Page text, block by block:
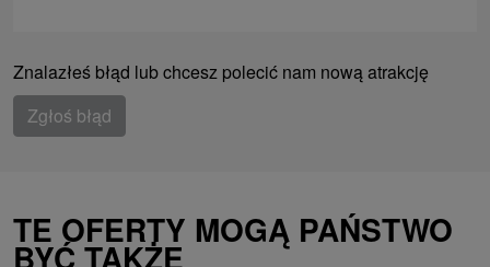
Znalazłeś błąd lub chcesz polecić nam nową atrakcję
Zgłoś błąd
TE OFERTY MOGĄ PAŃSTWO
BYĆ TAKŻE